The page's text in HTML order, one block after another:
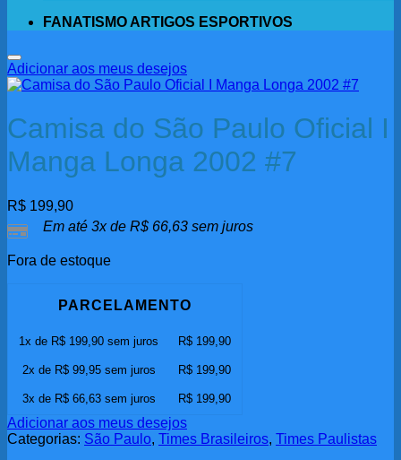
FANATISMO ARTIGOS ESPORTIVOS
Adicionar aos meus desejos
Camisa do São Paulo Oficial I
Manga Longa 2002 #7
R$ 199,90
Em até 3x de R$ 66,63 sem juros
Fora de estoque
PARCELAMENTO
1x de R$ 199,90 sem juros R$ 199,90
2x de R$99,95sem juros R$ 199,90
3x de R$66,63sem juros R$ 199,90
Adicionar aos meus desejos
Categorias: São Paulo, Times Brasileiros, Times Paulistas